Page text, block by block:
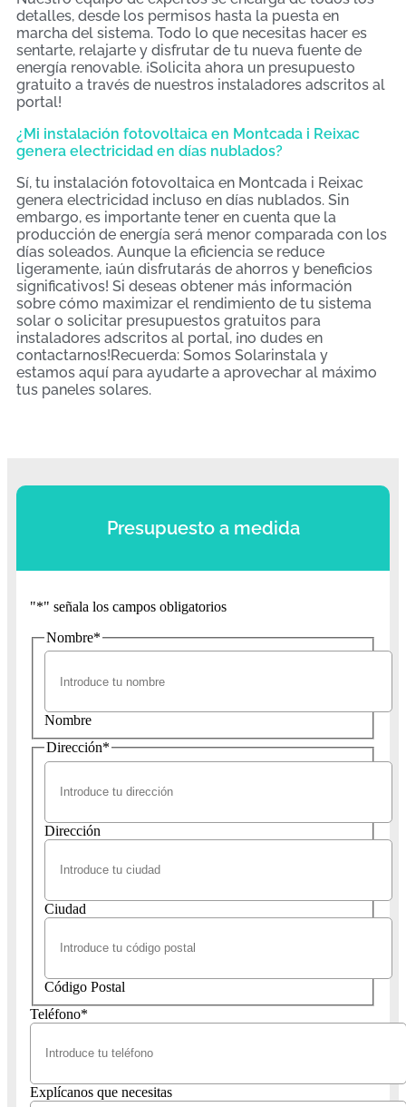
detalles, desde los permisos hasta la puesta en
marcha del sistema. Todo lo que necesitas hacer es
sentarte, relajarte y disfrutar de tu nueva fuente de
energía renovable. ¡Solicita ahora un presupuesto
gratuito a través de nuestros instaladores adscritos al
portal!
¿Mi instalación fotovoltaica en Montcada i Reixac
genera electricidad en días nublados?
Sí, tu instalación fotovoltaica en Montcada i Reixac
genera electricidad incluso en días nublados. Sin
embargo, es importante tener en cuenta que la
producción de energía será menor comparada con los
días soleados. Aunque la eficiencia se reduce
ligeramente, ¡aún disfrutarás de ahorros y beneficios
significativos! Si deseas obtener más información
sobre cómo maximizar el rendimiento de tu sistema
solar o solicitar presupuestos gratuitos para
instaladores adscritos al portal, ¡no dudes en
contactarnos!Recuerda: Somos Solarinstala y
estamos aquí para ayudarte a aprovechar al máximo
tus paneles solares.
Presupuesto a medida
"*" señala los campos obligatorios
Nombre*
Nombre
Dirección*
Dirección
Ciudad
Código Postal
Teléfono*
Explícanos que necesitas